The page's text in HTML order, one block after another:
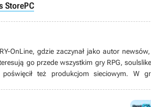
StorePC
OnLine, gdzie zaczynał jako autor
go przede wszystkim gry RPG,
też produkcjom sieciowym. W